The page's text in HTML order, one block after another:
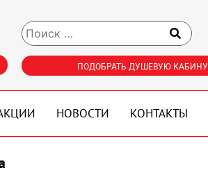
ПОДОБРАТЬ ДУШЕВУЮ КАБИНУ
НОВОСТИ КОНТАКТЫ